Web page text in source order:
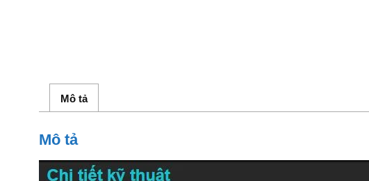
Mô tả
Mô tả